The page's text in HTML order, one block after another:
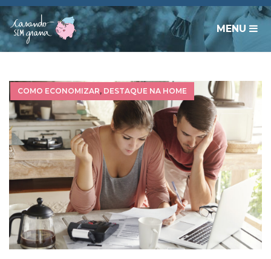
MENU
COMO ECONOMIZAR, DESTAQUE NA HOME